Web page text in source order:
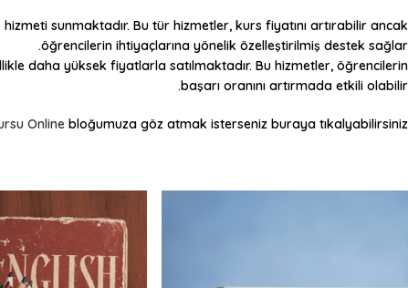
sunmaktadır. Bu tür hizmetler, kurs fiyatını artırabilir ancak
öğrencilerin ihtiyaçlarına yönelik özelleştirilmiş destek sağlar.
daha yüksek fiyatlarla satılmaktadır. Bu hizmetler, öğrencilerin
başarı oranını artırmada etkili olabilir.
Online bloğumuza göz atmak isterseniz buraya tıkalyabilirsiniz.